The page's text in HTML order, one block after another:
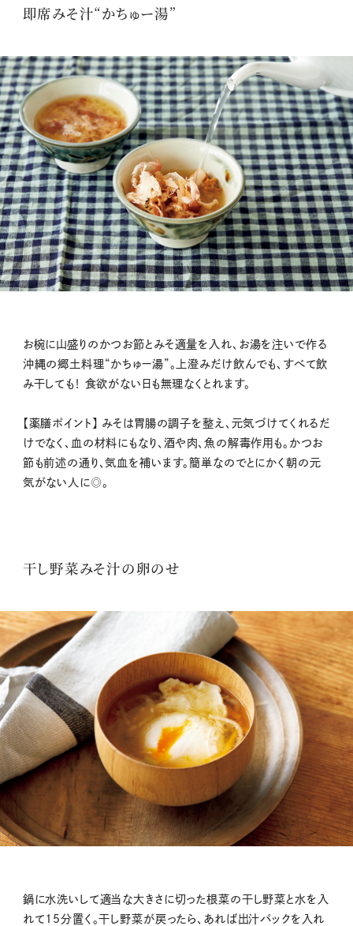
即席みそ汁“かちゅー湯”
お椀に山盛りのかつお節とみそ適量を入れ、お湯を注いで作る
沖縄の郷土料理“かちゅー湯”。上澄みだけ飲んでも、すべて飲
み干しても！ 食欲がない日も無理なくとれます。
【薬膳ポイント】 みそは胃腸の調子を整え、元気づけてくれるだ
けでなく、血の材料にもなり、酒や肉、魚の解毒作用も。かつお
節も前述の通り、気血を補います。簡単なのでとにかく朝の元
気がない人に◎。
干し野菜みそ汁の卵のせ
鍋に水洗いして適当な大きさに切った根菜の干し野菜と水を入
れて15分置く。干し野菜が戻ったら、あれば出汁パックを入れ